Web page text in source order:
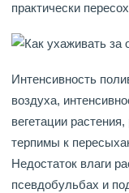
практически
Интенсивность
воздуха,
вегетации
терпимы к
Недостаток влаги
псевдобульбах и